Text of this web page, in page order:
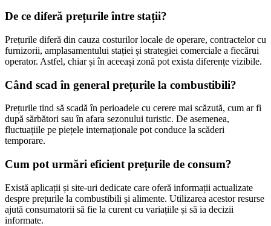
De ce diferă prețurile între stații?
Prețurile diferă din cauza costurilor locale de operare, contractelor cu
furnizorii, amplasamentului stației și strategiei comerciale a fiecărui
operator. Astfel, chiar și în aceeași zonă pot exista diferențe vizibile.
Când scad în general prețurile la combustibili?
Prețurile tind să scadă în perioadele cu cerere mai scăzută, cum ar fi
după sărbători sau în afara sezonului turistic. De asemenea,
fluctuațiile pe piețele internaționale pot conduce la scăderi
temporare.
Cum pot urmări eficient prețurile de consum?
Există aplicații și site-uri dedicate care oferă informații actualizate
despre prețurile la combustibili și alimente. Utilizarea acestor resurse
ajută consumatorii să fie la curent cu variațiile și să ia decizii
informate.